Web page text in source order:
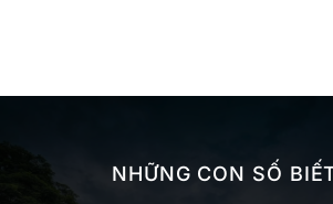
NHỮNG CON SỐ